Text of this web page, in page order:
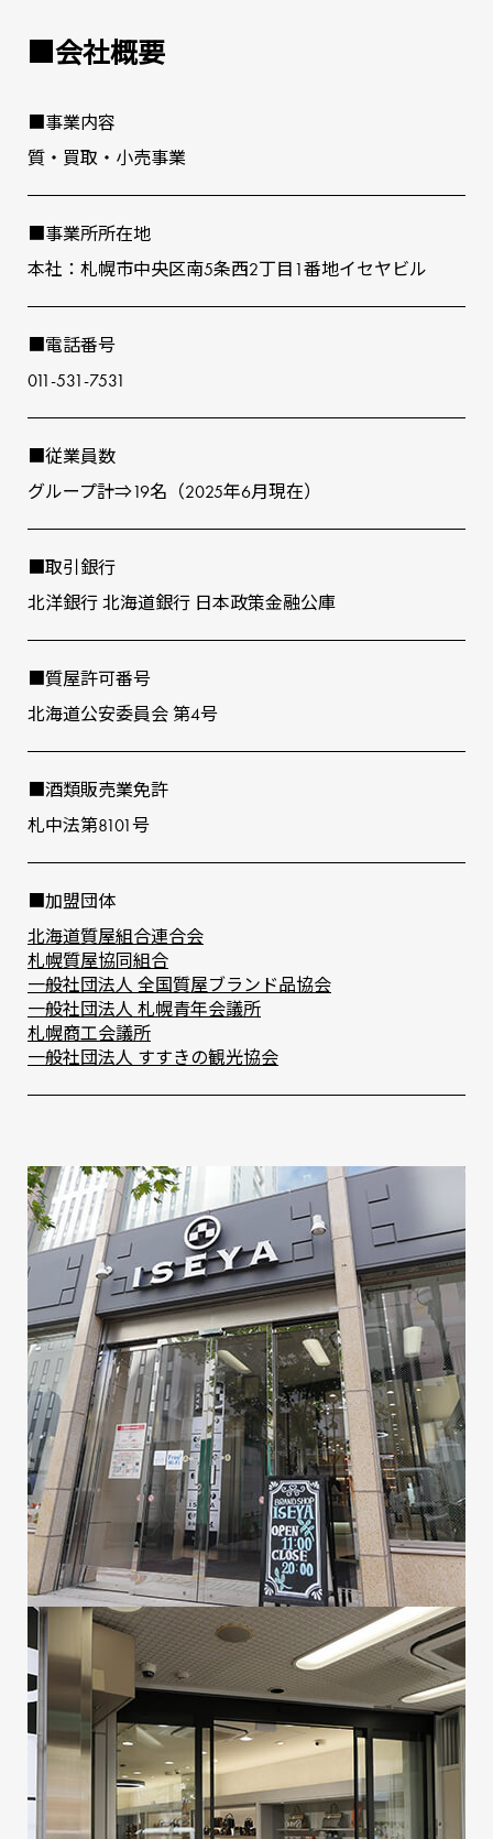
■会社概要
■事業内容
質‧買取‧⼩売事業
■事業所所在地
本社：札幌市中央区南5条⻄2丁⽬1番地イセヤビル
■電話番号
011-531-7531
■従業員数
グループ計⇒19名（2025年6⽉現在）
■取引銀⾏
北洋銀⾏ 北海道銀⾏ ⽇本政策⾦融公庫
■質屋許可番号
北海道公安委員会 第4号
■酒類販売業免許
札中法第8101号
■加盟団体
北海道質屋組合連合会
札幌質屋協同組合
⼀般社団法⼈ 全国質屋ブランド品協会
⼀般社団法⼈ 札幌⻘年会議所
札幌商⼯会議所
⼀般社団法⼈ すすきの観光協会